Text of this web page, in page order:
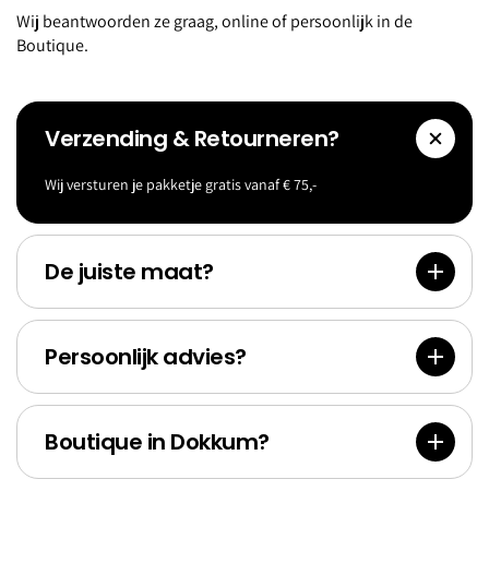
Accessoi
res
Wij beantwoorden ze graag, online of persoonlijk in de
Boutique.
Verzending & Retourneren?
Wij versturen je pakketje gratis vanaf € 75,-
De juiste maat?
Persoonlijk advies?
Boutique in Dokkum?